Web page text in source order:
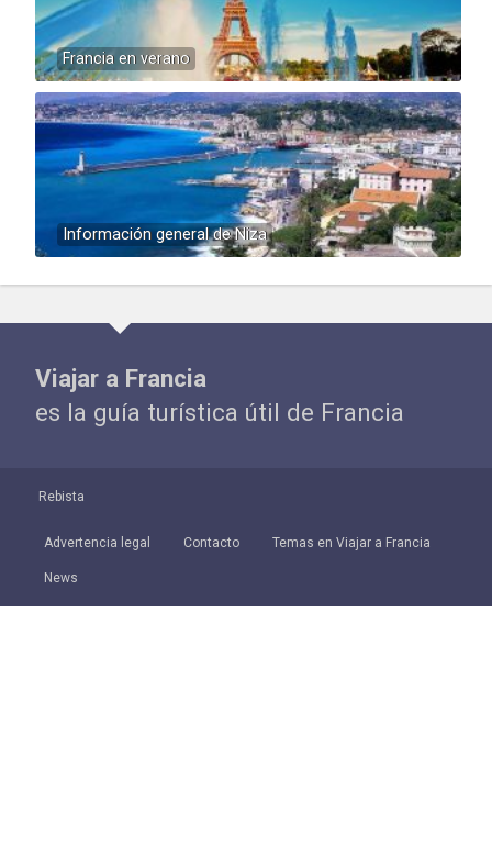
Francia en verano
Información general de Niza
Viajar a Francia
es la guía turística útil de Francia
Rebista
Advertencia legal Contacto Temas en Viajar a Francia
News